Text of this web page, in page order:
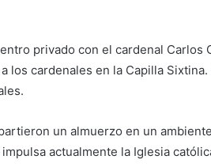
privado con el cardenal Carlos
los cardenales en la Capilla
un almuerzo en un
actualmente la Iglesia